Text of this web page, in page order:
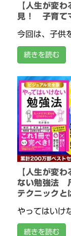
【人生が変
見！ 子育て
今回は、子供
続きを読む
【人生が変
ない勉強法
テクニックと
やってはいけ
続きを読む